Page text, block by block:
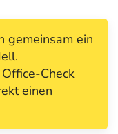
gemeinsam ein
Check
einen